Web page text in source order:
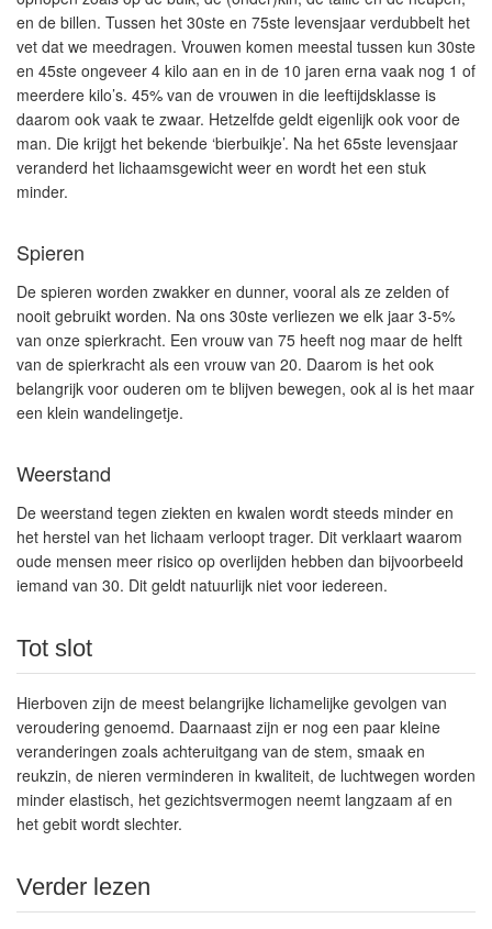
en de billen. Tussen het 30ste en 75ste levensjaar verdubbelt het
vet dat we meedragen. Vrouwen komen meestal tussen kun 30ste
en 45ste ongeveer 4 kilo aan en in de 10 jaren erna vaak nog 1 of
meerdere kilo’s. 45% van de vrouwen in die leeftijdsklasse is
daarom ook vaak te zwaar. Hetzelfde geldt eigenlijk ook voor de
man. Die krijgt het bekende ‘bierbuikje’. Na het 65ste levensjaar
veranderd het lichaamsgewicht weer en wordt het een stuk
minder.
Spieren
De spieren worden zwakker en dunner, vooral als ze zelden of
nooit gebruikt worden. Na ons 30ste verliezen we elk jaar 3-5%
van onze spierkracht. Een vrouw van 75 heeft nog maar de helft
van de spierkracht als een vrouw van 20. Daarom is het ook
belangrijk voor ouderen om te blijven bewegen, ook al is het maar
een klein wandelingetje.
Weerstand
De weerstand tegen ziekten en kwalen wordt steeds minder en
het herstel van het lichaam verloopt trager. Dit verklaart waarom
oude mensen meer risico op overlijden hebben dan bijvoorbeeld
iemand van 30. Dit geldt natuurlijk niet voor iedereen.
Tot slot
Hierboven zijn de meest belangrijke lichamelijke gevolgen van
veroudering genoemd. Daarnaast zijn er nog een paar kleine
veranderingen zoals achteruitgang van de stem, smaak en
reukzin, de nieren verminderen in kwaliteit, de luchtwegen worden
minder elastisch, het gezichtsvermogen neemt langzaam af en
het gebit wordt slechter.
Verder lezen